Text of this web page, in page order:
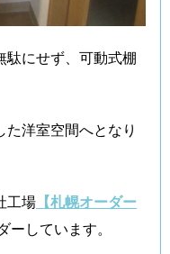
駄にせず、可動式棚
洋室空間へとなり
工場 【札幌オーダー
ーしています。